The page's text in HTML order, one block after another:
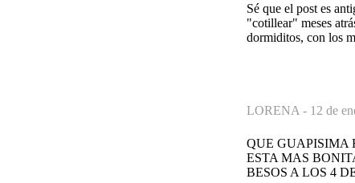
Sé que el post es
"cotillear" meses
dormiditos, con los
LORENA - 12 de
QUE GUAPISIMA
ESTA MAS
BESOS A LOS 4